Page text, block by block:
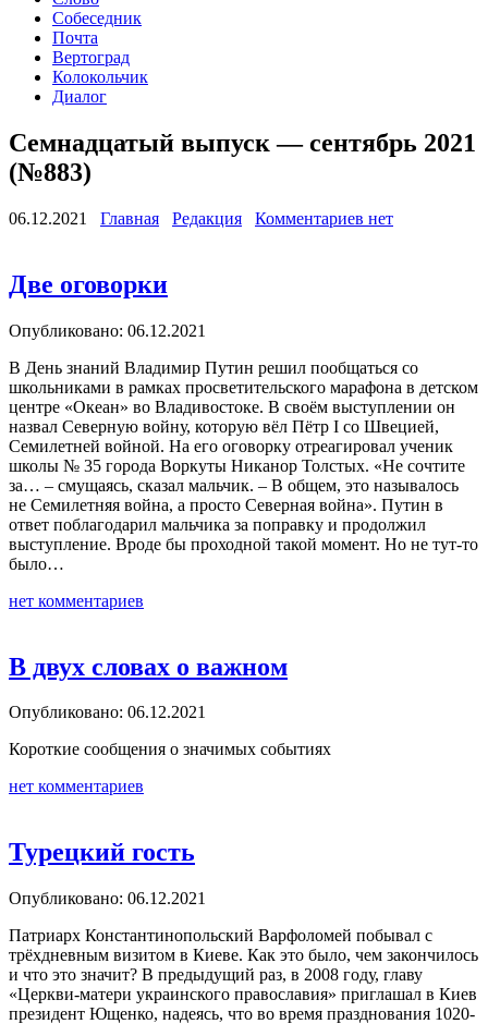
Собеседник
Почта
Вертоград
Колокольчик
Диалог
Семнадцатый выпуск — сентябрь 2021
(№883)
06.12.2021 Главная Редакция Комментариев нет
Две оговорки
Опубликовано: 06.12.2021
В День знаний Владимир Путин решил пообщаться со
школьниками в рамках просветительского марафона в детском
центре «Океан» во Владивостоке. В своём выступлении он
назвал Северную войну, которую вёл Пётр I со Швецией,
Семилетней войной. На его оговорку отреагировал ученик
школы № 35 города Воркуты Никанор Толстых. «Не сочтите
за… – смущаясь, сказал мальчик. – В общем, это называлось
не Семилетняя война, а просто Северная война». Путин в
ответ поблагодарил мальчика за поправку и продолжил
выступление. Вроде бы проходной такой момент. Но не тут-то
было…
нет комментариев
В двух словах о важном
Опубликовано: 06.12.2021
Короткие сообщения о значимых событиях
нет комментариев
Турецкий гость
Опубликовано: 06.12.2021
Патриарх Константинопольский Варфоломей побывал с
трёхдневным визитом в Киеве. Как это было, чем закончилось
и что это значит? В предыдущий раз, в 2008 году, главу
«Церкви-матери украинского православия» приглашал в Киев
президент Ющенко, надеясь, что во время празднования 1020-